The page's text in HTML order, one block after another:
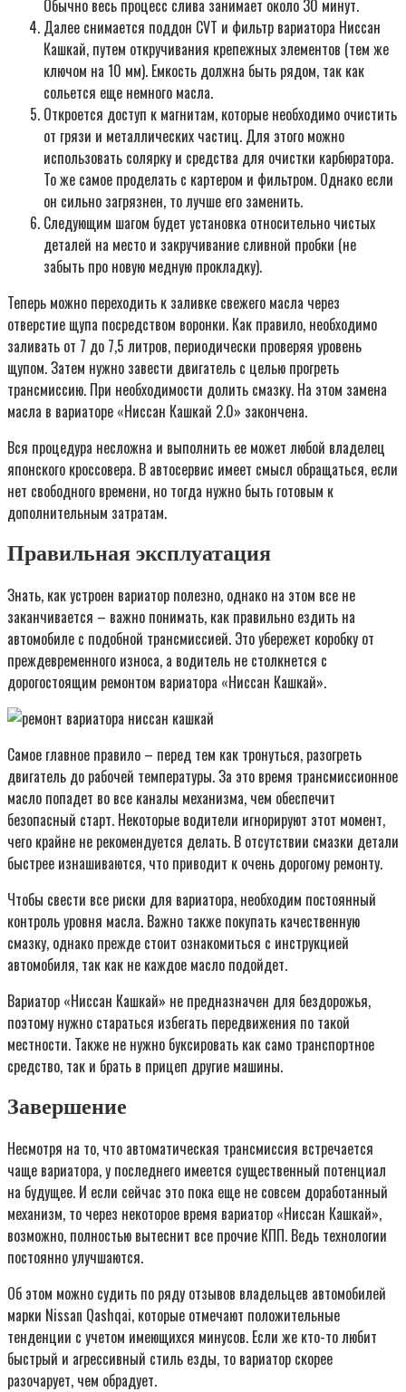
Обычно весь процесс слива занимает около 30 минут.
Далее снимается поддон CVT и фильтр вариатора Ниссан
Кашкай, путем откручивания крепежных элементов (тем же
ключом на 10 мм). Емкость должна быть рядом, так как
сольется еще немного масла.
Откроется доступ к магнитам, которые необходимо очистить
от грязи и металлических частиц. Для этого можно
использовать солярку и средства для очистки карбюратора.
То же самое проделать с картером и фильтром. Однако если
он сильно загрязнен, то лучше его заменить.
Следующим шагом будет установка относительно чистых
деталей на место и закручивание сливной пробки (не
забыть про новую медную прокладку).
Теперь можно переходить к заливке свежего масла через
отверстие щупа посредством воронки. Как правило, необходимо
заливать от 7 до 7,5 литров, периодически проверяя уровень
щупом. Затем нужно завести двигатель с целью прогреть
трансмиссию. При необходимости долить смазку. На этом замена
масла в вариаторе «Ниссан Кашкай 2.0» закончена.
Вся процедура несложна и выполнить ее может любой владелец
японского кроссовера. В автосервис имеет смысл обращаться, если
нет свободного времени, но тогда нужно быть готовым к
дополнительным затратам.
Правильная эксплуатация
Знать, как устроен вариатор полезно, однако на этом все не
заканчивается – важно понимать, как правильно ездить на
автомобиле с подобной трансмиссией. Это убережет коробку от
преждевременного износа, а водитель не столкнется с
дорогостоящим ремонтом вариатора «Ниссан Кашкай».
Самое главное правило – перед тем как тронуться, разогреть
двигатель до рабочей температуры. За это время трансмиссионное
масло попадет во все каналы механизма, чем обеспечит
безопасный старт. Некоторые водители игнорируют этот момент,
чего крайне не рекомендуется делать. В отсутствии смазки детали
быстрее изнашиваются, что приводит к очень дорогому ремонту.
Чтобы свести все риски для вариатора, необходим постоянный
контроль уровня масла. Важно также покупать качественную
смазку, однако прежде стоит ознакомиться с инструкцией
автомобиля, так как не каждое масло подойдет.
Вариатор «Ниссан Кашкай» не предназначен для бездорожья,
поэтому нужно стараться избегать передвижения по такой
местности. Также не нужно буксировать как само транспортное
средство, так и брать в прицеп другие машины.
Завершение
Несмотря на то, что автоматическая трансмиссия встречается
чаще вариатора, у последнего имеется существенный потенциал
на будущее. И если сейчас это пока еще не совсем доработанный
механизм, то через некоторое время вариатор «Ниссан Кашкай»,
возможно, полностью вытеснит все прочие КПП. Ведь технологии
постоянно улучшаются.
Об этом можно судить по ряду отзывов владельцев автомобилей
марки Nissan Qashqai, которые отмечают положительные
тенденции с учетом имеющихся минусов. Если же кто-то любит
быстрый и агрессивный стиль езды, то вариатор скорее
разочарует, чем обрадует.